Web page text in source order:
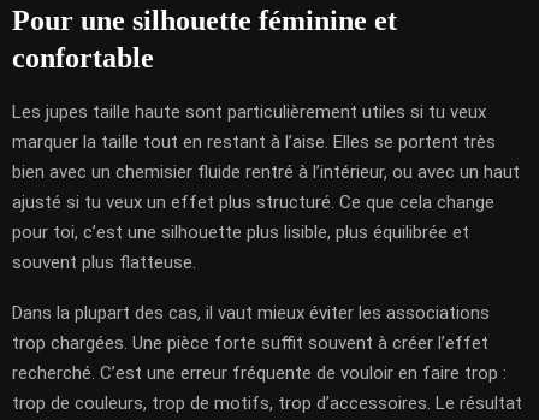
Pour une silhouette féminine et
confortable
Les jupes taille haute sont particulièrement utiles si tu veux
marquer la taille tout en restant à l’aise. Elles se portent très
bien avec un chemisier fluide rentré à l’intérieur, ou avec un haut
ajusté si tu veux un effet plus structuré. Ce que cela change
pour toi, c’est une silhouette plus lisible, plus équilibrée et
souvent plus flatteuse.
Dans la plupart des cas, il vaut mieux éviter les associations
trop chargées. Une pièce forte suffit souvent à créer l’effet
recherché. C’est une erreur fréquente de vouloir en faire trop :
trop de couleurs, trop de motifs, trop d’accessoires. Le résultat